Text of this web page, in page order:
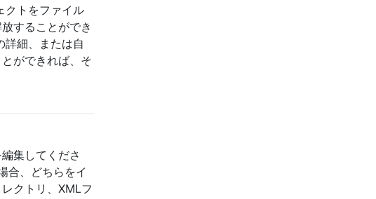
クトをファイル
することができ
詳細、または自
ができれば、そ
集してくださ
合、どちらをイ
クトリ、XMLフ